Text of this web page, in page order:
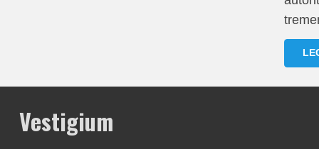
Vestigium